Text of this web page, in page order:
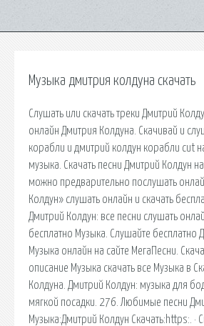
Музыка дмитрия колдуна скачать
Слушать или скачать треки Дмитрий
онлайн Дмитрия Колдуна. Скачивай и
корабли и дмитрий колдун корабли cut
музыка. Скачать песни Дмитрий Колдун
можно предварительно послушать
Колдун» слушать онлайн и скачать
Дмитрий Колдун: все песни слушать
бесплатно Музыка. Слушайте бесплатно
Музыка онлайн на сайте МегаПесни.
описание Музыка скачать все Музыка в
Колдуна. Дмитрий Колдун: музыка для
мягкой посадки. 276. Любимые песни
Музыка:Дмитрий Колдун Скачать:https:. ·